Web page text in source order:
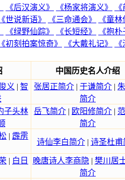
《后汉演义》 《杨家将演义》
《世说新语》 《三命通会》 《童林
《绿野仙踪》 《长短经》 《抱朴
《初刻拍案惊奇》 《大戴礼记》
中国历史名人介绍
义 | 智
张居正简介 | 于谦简介 |
简介
子头林
岳飞简介 | 欧阳修简介 |
简介
| 霹雳
诗仙李白简介| 诗圣杜甫
| 白日
晚唐诗人李商隐 | 樊川居
简介